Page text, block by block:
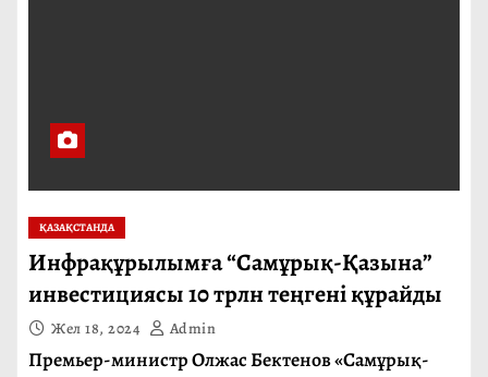
ҚАЗАҚСТАНДА
Инфрақұрылымға “Самұрық-Қазына”
инвестициясы 10 трлн теңгені құрайды
Жел 18, 2024 Admin
Премьер-министр Олжас Бектенов «Самұрық-